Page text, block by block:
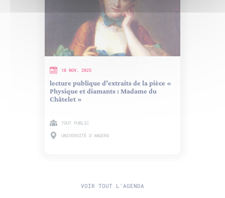
18 NOV. 2025
lecture publique d’extraits de la pièce «
Physique et diamants : Madame du
Châtelet »
TOUT PUBLIC
UNIVERSITÉ D'ANGERS
VOIR TOUT L'AGENDA